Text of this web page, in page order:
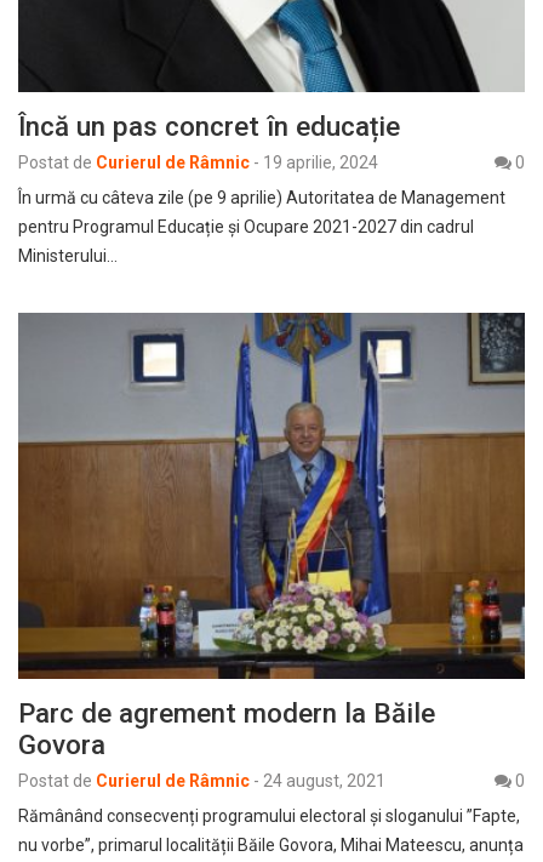
Încă un pas concret în educație
Postat de Curierul de Râmnic - 19 aprilie, 2024
0
În urmă cu câteva zile (pe 9 aprilie) Autoritatea de Management
pentru Programul Educație și Ocupare 2021-2027 din cadrul
Ministerului…
Parc de agrement modern la Băile
Govora
Postat de Curierul de Râmnic - 24 august, 2021
0
Rămânând consecvenți programului electoral și sloganului ”Fapte,
nu vorbe”, primarul localității Băile Govora, Mihai Mateescu, anunța